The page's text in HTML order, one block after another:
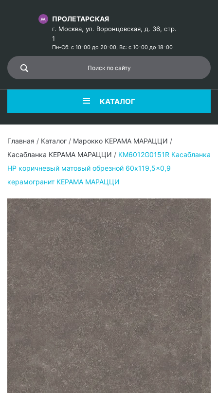
ПРОЛЕТАРСКАЯ
г. Москва, ул. Воронцовская, д. 36, стр.
1
Пн-Сб: с 10-00 до 20-00, Вс: с 10-00 до 18-00
КАТАЛОГ
Главная / Каталог / Марокко КЕРАМА МАРАЦЦИ /
Касабланка КЕРАМА МАРАЦЦИ / KM6012G0151R Касабланка
HP коричневый матовый обрезной 60x119,5x0,9
керамогранит КЕРАМА МАРАЦЦИ